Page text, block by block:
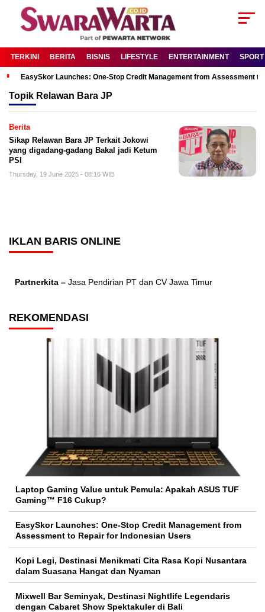
TERKINI BERITA BISNIS LIFESTYLE ENTERTAINMENT SPORT
EasySkor Launches: One-Stop Credit Management from Assessment
Topik Relawan Bara JP
Berita
Sikap Relawan Bara JP Terkait Jokowi
yang digadang-gadang Bakal jadi Ketum
PSI
Thursday, 19 June 2025 - 08:16 WIB
IKLAN BARIS ONLINE
Partnerkita – Jasa Pendirian PT dan CV Jawa Timur
REKOMENDASI
Laptop Gaming Value untuk Pemula: Apakah ASUS TUF
Gaming™ F16 Cukup?
EasySkor Launches: One-Stop Credit Management from
Assessment to Repair for Indonesian Users
Kopi Legi, Destinasi Menikmati Cita Rasa Kopi Nusantara
dalam Suasana Hangat dan Nyaman
Mixwell Bar Seminyak, Destinasi Nightlife Legendaris
dengan Cabaret Show Spektakuler di Bali